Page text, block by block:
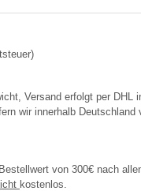
Versand erfolgt per DHL
wir innerhalb Deutschland
von 300€ nach
kostenlos.